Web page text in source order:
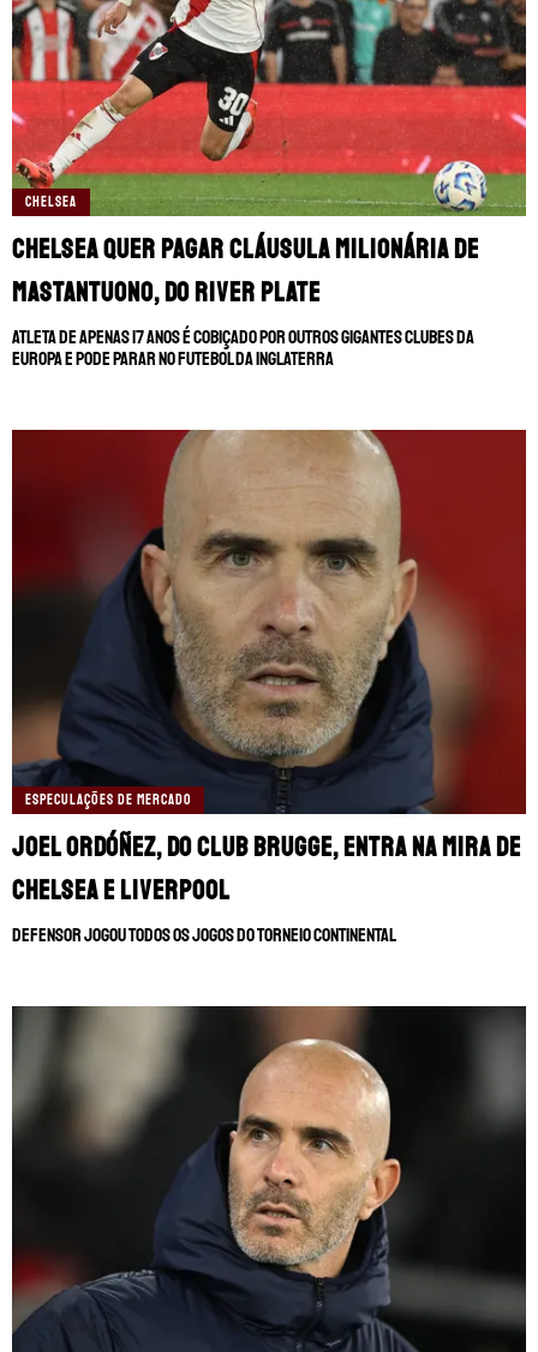
CHELSEA
Chelsea quer pagar cláusula milionária de
Mastantuono, do River Plate
Atleta de apenas 17 anos é cobiçado por outros gigantes clubes da
Europa e pode parar no futebol da Inglaterra
ESPECULAÇÕES DE MERCADO
Joel Ordóñez, do Club Brugge, entra na mira de
Chelsea e Liverpool
Defensor jogou todos os jogos do torneio continental